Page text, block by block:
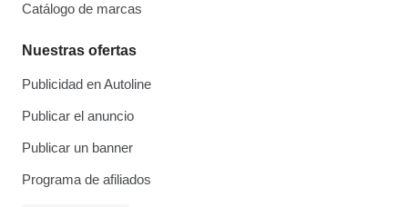
Catálogo de marcas
Nuestras ofertas
Publicidad en Autoline
Publicar el anuncio
Publicar un banner
Programa de afiliados